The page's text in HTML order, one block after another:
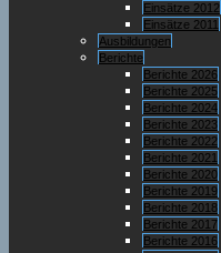
Einsätze 2012
Einsätze 2011
Ausbildungen
Berichte
Berichte 2026
Berichte 2025
Berichte 2024
Berichte 2023
Berichte 2022
Berichte 2021
Berichte 2020
Berichte 2019
Berichte 2018
Berichte 2017
Berichte 2016